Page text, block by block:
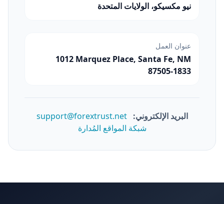
نيو مكسيكو، الولايات المتحدة
عنوان العمل
1012 Marquez Place, Santa Fe, NM
87505-1833
البريد الإلكتروني:
support@forextrust.net
شبكة المواقع المُدارة